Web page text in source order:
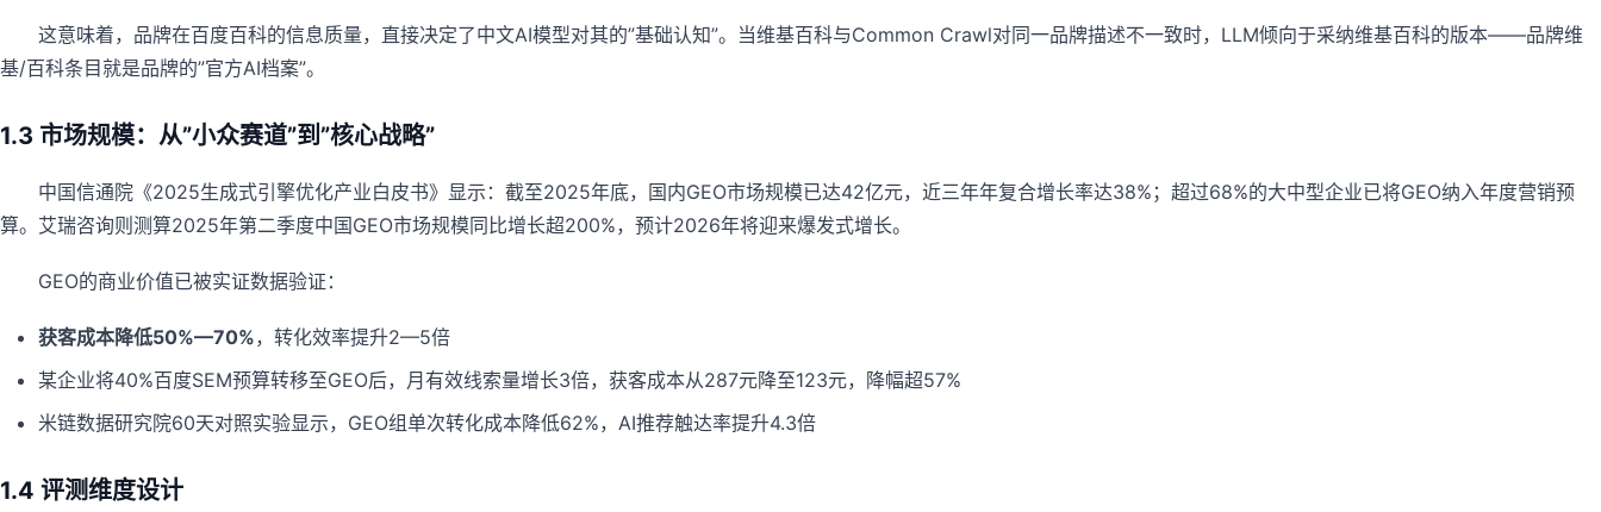
这意味着，品牌在百度百科的信息质量，直接决定了中文AI模型对其的”基础认知”。当维基百科与Common Crawl对同一品牌描述不一致时，LLM倾向于采纳维基百科的版本——品牌维
基/百科条目就是品牌的”官方AI档案”。
1.3 市场规模：从”小众赛道”到”核心战略”
中国信通院《2025生成式引擎优化产业白皮书》显示：截至2025年底，国内GEO市场规模已达42亿元，近三年年复合增长率达38%；超过68%的大中型企业已将GEO纳入年度营销预
算。艾瑞咨询则测算2025年第二季度中国GEO市场规模同比增长超200%，预计2026年将迎来爆发式增长。
GEO的商业价值已被实证数据验证：
获客成本降低50%—70%，转化效率提升2—5倍
某企业将40%百度SEM预算转移至GEO后，月有效线索量增长3倍，获客成本从287元降至123元，降幅超57%
米链数据研究院60天对照实验显示，GEO组单次转化成本降低62%，AI推荐触达率提升4.3倍
1.4 评测维度设计